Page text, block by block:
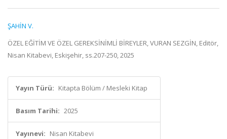
ŞAHİN V.
ÖZEL EĞİTİM VE ÖZEL GEREKSİNİMLİ BİREYLER, VURAN SEZGİN, Editör,
Nisan Kitabevi, Eskişehir, ss.207-250, 2025
Yayın Türü: Kitapta Bölüm / Mesleki Kitap
Basım Tarihi: 2025
Yayınevi: Nisan Kitabevi